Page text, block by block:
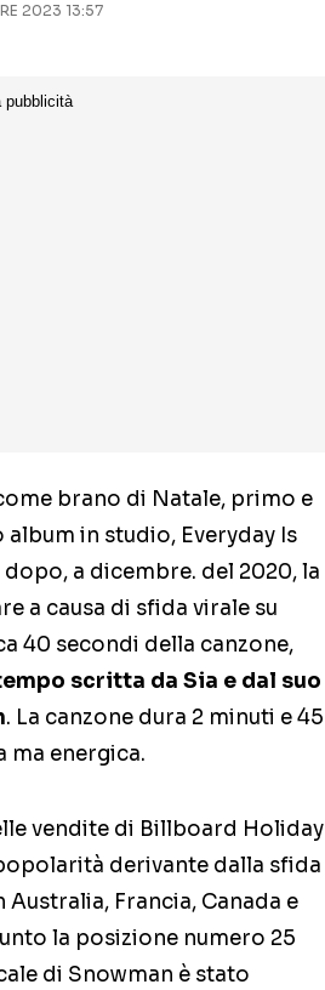
2023 13:57
brano di Natale, primo e
in studio, Everyday Is
a dicembre. del 2020, la
a causa di sfida virale su
40 secondi della canzone,
scritta da Sia e dal suo
. La canzone dura 2 minuti e 45
ma energica.
vendite di Billboard Holiday
derivante dalla sfida
Francia, Canada e
la posizione numero 25
di Snowman è stato